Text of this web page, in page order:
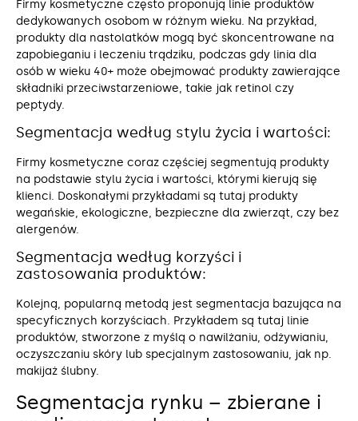
Firmy kosmetyczne często proponują linie produktów
dedykowanych osobom w różnym wieku. Na przykład,
produkty dla nastolatków mogą być skoncentrowane na
zapobieganiu i leczeniu trądziku, podczas gdy linia dla
osób w wieku 40+ może obejmować produkty zawierające
składniki przeciwstarzeniowe, takie jak retinol czy
peptydy.
Segmentacja według stylu życia i wartości:
Firmy kosmetyczne coraz częściej segmentują produkty
na podstawie stylu życia i wartości, którymi kierują się
klienci. Doskonałymi przykładami są tutaj produkty
wegańskie, ekologiczne, bezpieczne dla zwierząt, czy bez
alergenów.
Segmentacja według korzyści i
zastosowania produktów:
Kolejną, popularną metodą jest segmentacja bazująca na
specyficznych korzyściach. Przykładem są tutaj linie
produktów, stworzone z myślą o nawilżaniu, odżywianiu,
oczyszczaniu skóry lub specjalnym zastosowaniu, jak np.
makijaż ślubny.
Segmentacja rynku – zbierane i